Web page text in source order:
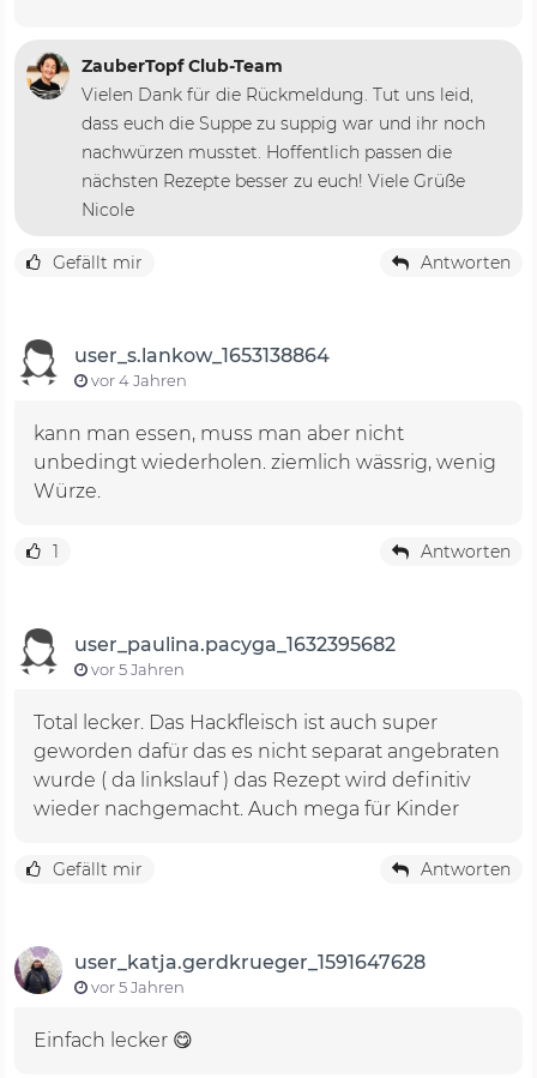
ZauberTopf Club-Team
Vielen Dank für die Rückmeldung. Tut uns leid,
dass euch die Suppe zu suppig war und ihr noch
nachwürzen musstet. Hoffentlich passen die
nächsten Rezepte besser zu euch! Viele Grüße
Nicole
Gefällt mir Antworten
user_s.lankow_1653138864
vor 4 Jahren
kann man essen, muss man aber nicht
unbedingt wiederholen. ziemlich wässrig, wenig
Würze.
1 Antworten
user_paulina.pacyga_1632395682
vor 5 Jahren
Total lecker. Das Hackfleisch ist auch super
geworden dafür das es nicht separat angebraten
wurde ( da linkslauf ) das Rezept wird definitiv
wieder nachgemacht. Auch mega für Kinder
Gefällt mir Antworten
user_katja.gerdkrueger_1591647628
vor 5 Jahren
Einfach lecker 😋